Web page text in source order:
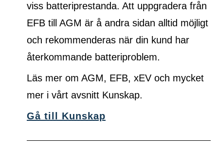
viss batteriprestanda. Att uppgradera från
EFB till AGM är å andra sidan alltid möjligt
och rekommenderas när din kund har
återkommande batteriproblem.
Läs mer om AGM, EFB, xEV och mycket
mer i vårt avsnitt Kunskap.
Gå till Kunskap